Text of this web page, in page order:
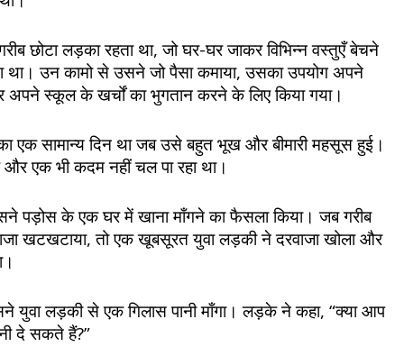
छोटा लड़का रहता था, जो घर-घर जाकर विभिन्न वस्तुएँ बेचने
था। उन कामो से उसने जो पैसा कमाया, उसका उपयोग अपने
स्कूल के खर्चों का भुगतान करने के लिए किया गया।
एक सामान्य दिन था जब उसे बहुत भूख और बीमारी महसूस हुई।
एक भी कदम नहीं चल पा रहा था।
पड़ोस के एक घर में खाना माँगने का फैसला किया। जब गरीब
खटखटाया, तो एक खूबसूरत युवा लड़की ने दरवाजा खोला और
लड़की से एक गिलास पानी माँगा। लड़के ने कहा, “क्या आप
दे सकते हैं?”